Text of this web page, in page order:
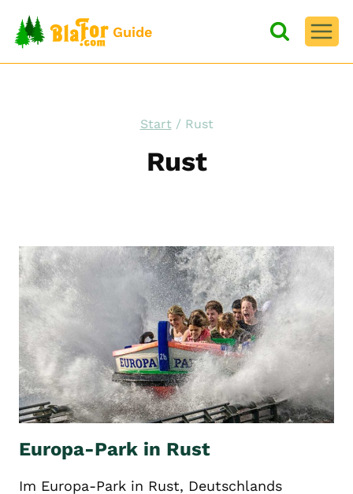
Inhalt
springen
Guide
Start / Rust
Rust
Europa-Park in Rust
Im Europa-Park in Rust, Deutschlands